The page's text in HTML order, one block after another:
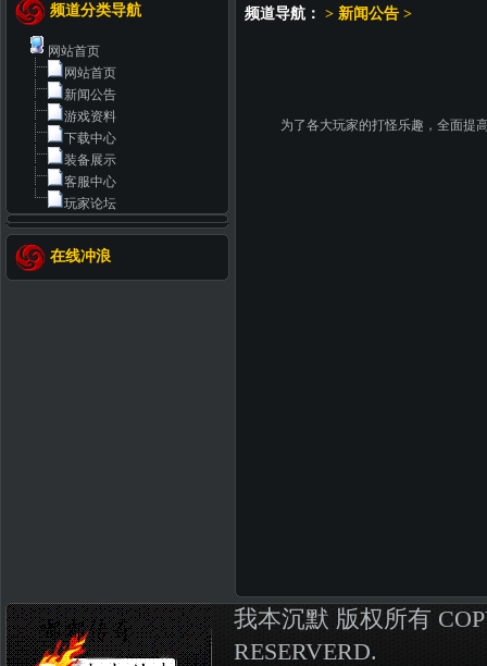
频道分类导航
网站首页
网站首页
新闻公告
游戏资料
下载中心
装备展示
客服中心
玩家论坛
在线冲浪
频道导航： > 新闻公告 >
为了各大玩家的打怪乐趣，全面提
我本沉默 版权所有
RESERVERD.